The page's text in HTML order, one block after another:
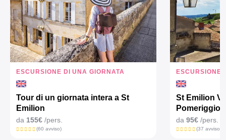
ESCURSIONE DI UNA GIORNATA
Tour di un giornata intera a St
Emilion
da 155€ /pers.
(60 avviso)
ESCURSIONE
St Emilion
Pomeriggio
da95€ /pers.
(37 avviso)